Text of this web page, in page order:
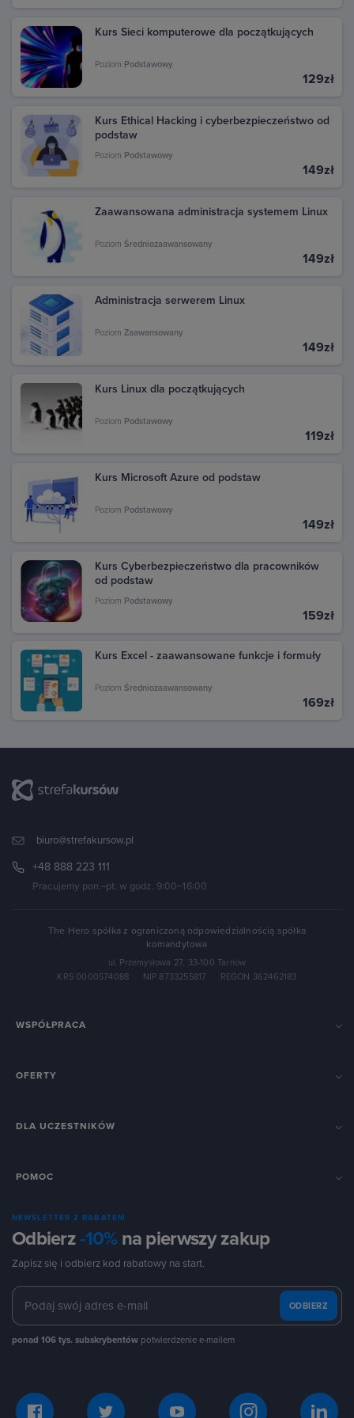
Kurs Sieci komputerowe dla początkujących
Poziom Podstawowy
129zł
Kurs Ethical Hacking i cyberbezpieczeństwo od
podstaw
Poziom Podstawowy
149zł
Zaawansowana administracja systemem Linux
Poziom Średniozaawansowany
149zł
Administracja serwerem Linux
Poziom Zaawansowany
149zł
Kurs Linux dla początkujących
Poziom Podstawowy
119zł
Kurs Microsoft Azure od podstaw
Poziom Podstawowy
149zł
Kurs Cyberbezpieczeństwo dla pracowników
od podstaw
Poziom Podstawowy
159zł
Kurs Excel - zaawansowane funkcje i formuły
Poziom Średniozaawansowany
169zł
biuro@strefakursow.pl
+48 888 223 111
Pracujemy pon.–pt. w godz. 9:00–16:00
The Hero spółka z ograniczoną odpowiedzialnością spółka
komandytowa
ul. Przemysłowa 27, 33-100 Tarnów
KRS 0000574088
NIP 8733255817 REGON 362462183
WSPÓŁPRACA
OFERTY
DLA UCZESTNIKÓW
POMOC
NEWSLETTER Z RABATEM
Odbierz-10%na pierwszy zakup
Zapisz się i odbierz kod rabatowy na start.
ODBIERZ
ponad 106 tys. subskrybentów potwierdzenie e-mailem